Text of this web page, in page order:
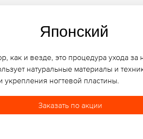
Японский
как и везде, это процедура ухода за
натуральные материалы и
укрепления ногтевой пластины.
Заказать по акции